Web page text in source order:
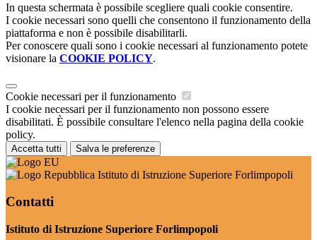
In questa schermata è possibile scegliere quali cookie consentire.
I cookie necessari sono quelli che consentono il funzionamento della
piattaforma e non è possibile disabilitarli.
Per conoscere quali sono i cookie necessari al funzionamento potete
visionare la COOKIE POLICY.
Cookie necessari per il funzionamento
I cookie necessari per il funzionamento non possono essere
disabilitati. È possibile consultare l'elenco nella pagina della cookie
policy.
Accetta tutti Salva le preferenze
Istituto di Istruzione Superiore Forlimpopoli
Contatti
Istituto di Istruzione Superiore Forlimpopoli